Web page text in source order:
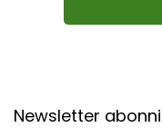
Newsletter